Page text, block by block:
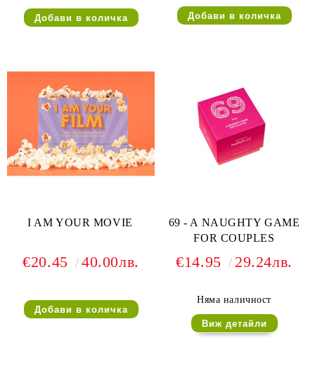
I AM YOUR MOVIE
€20.45 40.00лв.
69 - A NAUGHTY GAME
FOR COUPLES
€14.95 29.24лв.
Няма наличност
Виж детайли